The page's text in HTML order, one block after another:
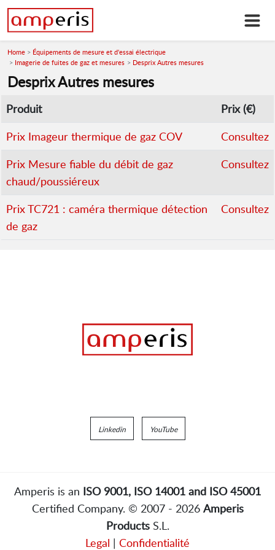
Home
Équipements de mesure et d'essai électrique
Imagerie de fuites de gaz et mesures
Desprix Autres mesures
Desprix Autres mesures
Produit
Prix (€)
Prix Imageur thermique de gaz COV
Consultez
Prix Mesure fiable du débit de gaz
chaud/poussiéreux
Consultez
Prix TC721 : caméra thermique détection
de gaz
Consultez
Linkedin YouTube
Amperis is an ISO 9001, ISO 14001 and ISO 45001
Certified Company. © 2007 - 2026 Amperis
ProductsS.L.
Legal | Confidentialité